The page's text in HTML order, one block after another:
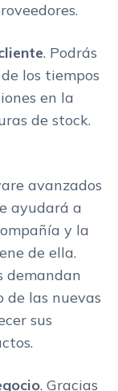
. Podrás
los tiempos
en la
de stock.
avanzados
ayudará a
y la
de ella.
demandan
de las nuevas
sus
. Gracias